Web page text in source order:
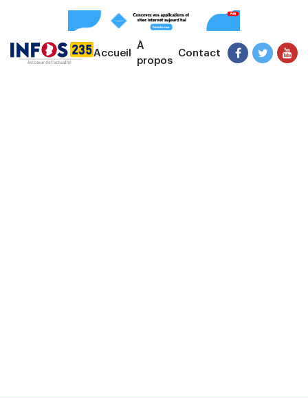
Accueil
À
propos
Contact